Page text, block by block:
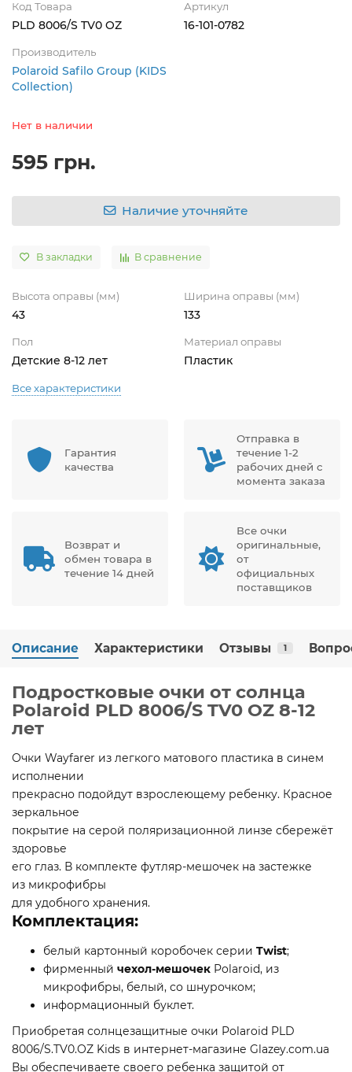
Код Товара
PLD 8006/S TV0 OZ
Артикул
16-101-0782
Производитель
Polaroid Safilo Group (KIDS
Collection)
Нет в наличии
595 грн.
Наличие уточняйте
В закладки В сравнение
Высота оправы (мм)
43
Ширина оправы (мм)
133
Пол
Детские 8-12 лет
Материал оправы
Пластик
Все характеристики
Гарантия
качества
Отправка в
течение 1-2
рабочих дней с
момента заказа
Возврат и
обмен товара в
течение 14 дней
Все очки
оригинальные,
от
официальных
поставщиков
Описание Характеристики Отзывы 1
Подростковые очки от солнца
Polaroid PLD 8006/S TV0 OZ 8-12
лет
Очки Wayfarer из легкого матового пластика в синем
исполнении
прекрасно подойдут взрослеющему ребенку. Красное
зеркальное
покрытие на серой поляризационной линзе сбережёт
здоровье
его глаз. В комплекте футляр-мешочек на застежке
из микрофибры
для удобного хранения.
Комплектация:
белый картонный коробочек серии Twist;
фирменный чехол-мешочек Polaroid, из
микрофибры, белый, со шнурочком;
информационный буклет.
Приобретая солнцезащитные очки Polaroid PLD
8006/S.TV0.OZ Kids в интернет-магазине Glazey.com.ua
Вы обеспечиваете своего ребенка защитой от